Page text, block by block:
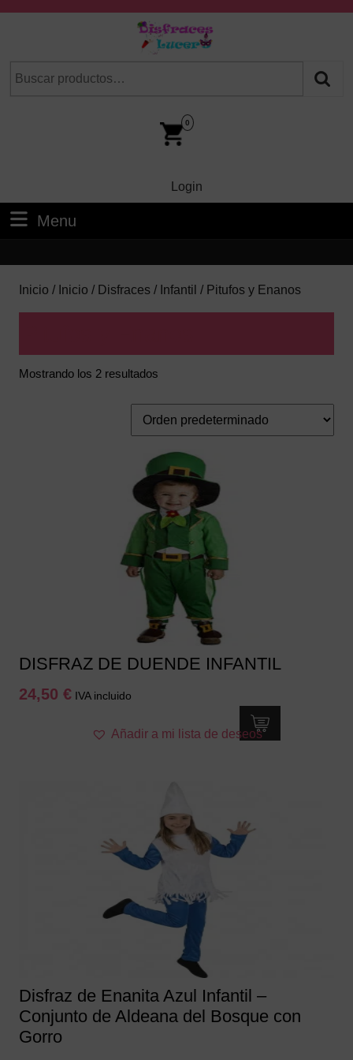
Cuando hay resultados autocompletados, puedes utilizar
0
LoginLogin
Menu
Inicio / Inicio / Disfraces / Infantil / Pitufos y Enanos
Mostrando los 2 resultados
DISFRAZ DE DUENDE INFANTIL
24,50 € IVA incluido
producto
Las
opciones
se
elegir
la
página
de
Añadir a mi lista de deseos
Disfraz de Enanita Azul Infantil –
Conjunto de Aldeana del Bosque con
Gorro